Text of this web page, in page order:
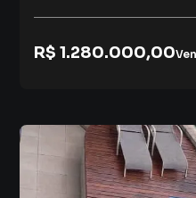
R$ 1.280.000,00